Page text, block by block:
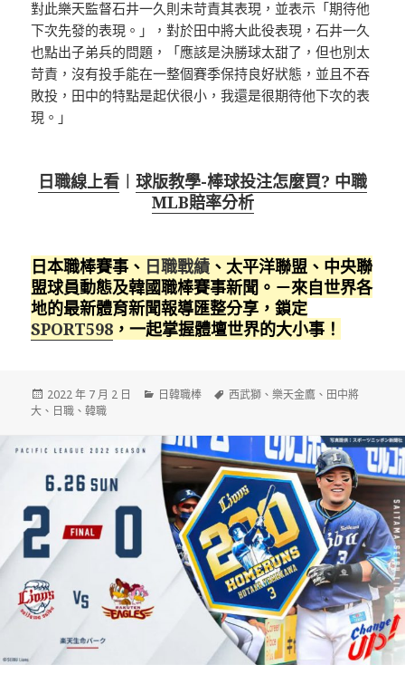
對此樂天監督石井一久則未苛責其表現，並表示「期待他
下次先發的表現。」，對於田中將大此役表現，石井一久
也點出子弟兵的問題，「應該是決勝球太甜了，但也別太
苛責，沒有投手能在一整個賽季保持良好狀態，並且不吞
敗投，田中的特點是起伏很小，我還是很期待他下次的表
現。」
日職線上看 ︱ 球版教學-棒球投注怎麼買? 中職
MLB賠率分析
日本職棒賽事、 日職戰績 、太平洋聯盟、中央聯
盟球員動態及韓國職棒賽事新聞。－來自世界各
地的最新體育新聞報導匯整分享，鎖定
SPORT598 ，一起掌握體壇世界的大小事！
發
佈
2022 年 7 月 2 日
分
日韓職棒
標
西武獅 、樂天金鷹 、 田中將
大 、 日職 、韓職